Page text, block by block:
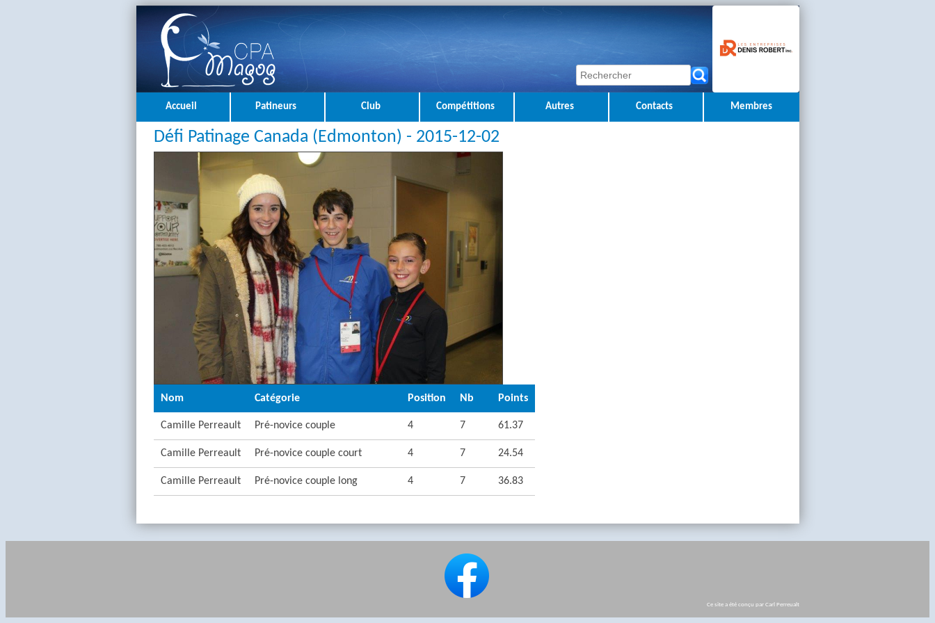
Accueil Patineurs Club Compétitions Autres Contacts Membres
Défi Patinage Canada (Edmonton) - 2015-12-02
Nom Catégorie Position Nb Points
Camille Perreault Pré-novice couple 4 7 61.37
Camille Perreault Pré-novice couple court 4 7 24.54
Camille Perreault Pré-novice couple long 4 7 36.83
Ce site a été conçu par Carl Perreualt